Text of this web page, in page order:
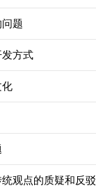
题
方式
化
观点的质疑和反驳